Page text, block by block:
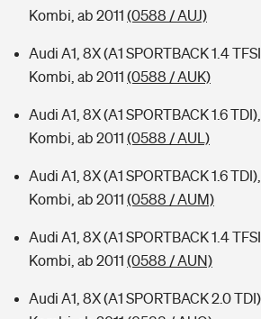
Kombi, ab 2011 (0588 / AUJ)
Audi A1, 8X (A1 SPORTBACK 1.4
Kombi, ab 2011 (0588 / AUK)
Audi A1, 8X (A1 SPORTBACK 1.6
Kombi, ab 2011 (0588 / AUL)
Audi A1, 8X (A1 SPORTBACK 1.6
Kombi, ab 2011 (0588 / AUM)
Audi A1, 8X (A1 SPORTBACK 1.4
Kombi, ab 2011 (0588 / AUN)
Audi A1, 8X (A1 SPORTBACK 2.0